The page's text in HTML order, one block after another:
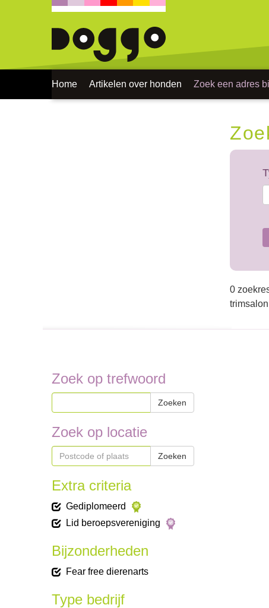
Home Artikelen over honden Zoek een adres
0
Zoek op trefwoord
Zoeken
Zoek op locatie
Zoeken
Extra criteria
Gediplomeerd
Lid beroepsvereniging
Bijzonderheden
Fear free dierenarts
Type bedrijf